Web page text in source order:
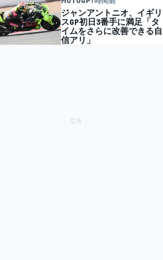
ジャンアントニオ、イギリ
スGP初日3番手に満足「タ
イムをさらに改善できる自
信アリ」